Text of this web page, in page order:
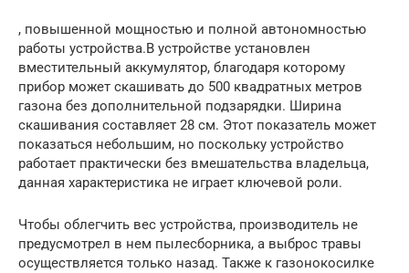
, повышенной мощностью и полной автономностью
работы устройства.В устройстве установлен
вместительный аккумулятор, благодаря которому
прибор может скашивать до 500 квадратных метров
газона без дополнительной подзарядки. Ширина
скашивания составляет 28 см. Этот показатель может
показаться небольшим, но поскольку устройство
работает практически без вмешательства владельца,
данная характеристика не играет ключевой роли.
Чтобы облегчить вес устройства, производитель не
предусмотрел в нем пылесборника, а выброс травы
осуществляется только назад. Также к газонокосилке